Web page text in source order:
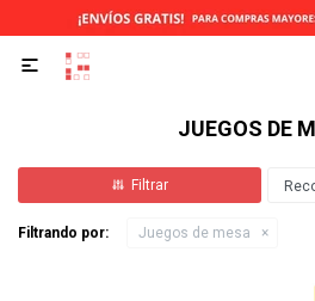

JUEGOS DE
Filtrando por: Juegos de mesa